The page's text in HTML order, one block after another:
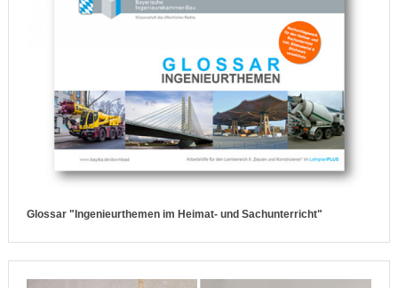
Glossar "Ingenieurthemen im Heimat- und Sachunterricht"